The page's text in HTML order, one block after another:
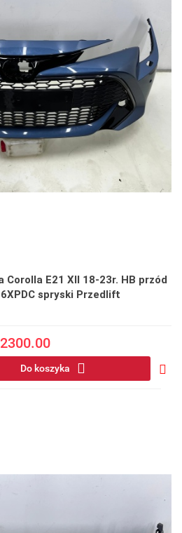
E21 XII 18-23r. HB przód
spryski Przedlift
2300.00
Do koszyka